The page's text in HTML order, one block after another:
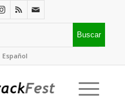
Español